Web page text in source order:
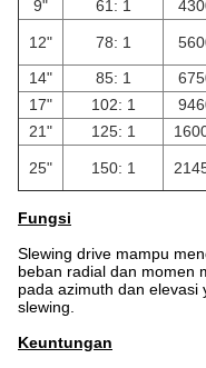
9"
61: 1
12" 78: 1
14"
85: 1
17"
102: 1
21"
125: 1
25" 150: 1
Fungsi
Slewing drive mampu
beban radial dan momen
pada azimuth dan
slewing.
Keuntungan